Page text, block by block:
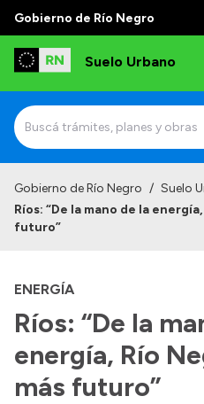
Gobierno de Río Negro
Suelo Urbano
Gobierno de Río Negro / Suelo
Ríos: “De la mano de la
futuro”
ENERGÍA
Ríos: “De la
energía, Río
más futuro”